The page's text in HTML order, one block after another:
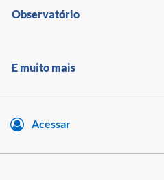
Observatório
E muito mais
Acessar